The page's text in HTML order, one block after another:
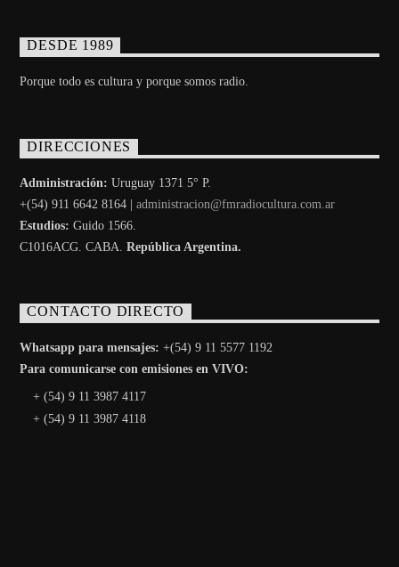
DESDE 1989
Porque todo es cultura y porque somos radio.
DIRECCIONES
Administración: Uruguay 1371 5° P.
+(54) 911 6642 8164 |administracion@fmradiocultura.com.ar
Estudios: Guido 1566.
C1016ACG . CABA.República Argentina.
CONTACTO DIRECTO
Whatsapp para mensajes: +(54) 9 11 5577 1192
Para comunicarse con emisiones en VIVO:
+ (54) 9 11 3987 4117
+ (54) 9 11 3987 4118